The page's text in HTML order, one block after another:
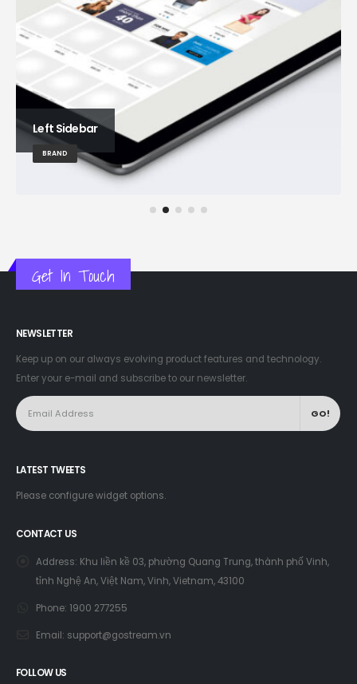
Left Sidebar
BRAND
Get In Touch
NEWSLETTER
Keep up on our always evolving product features and technology.
Enter your e-mail and subscribe to our newsletter.
LATEST TWEETS
Please configure widget options.
CONTACT US
Address: Khu liền kề 03, phường Quang Trung, thành phố Vinh,
tỉnh Nghệ An, Việt Nam, Vinh, Vietnam, 43100
Phone: 1900 277255
Email: support@gostream.vn
FOLLOW US